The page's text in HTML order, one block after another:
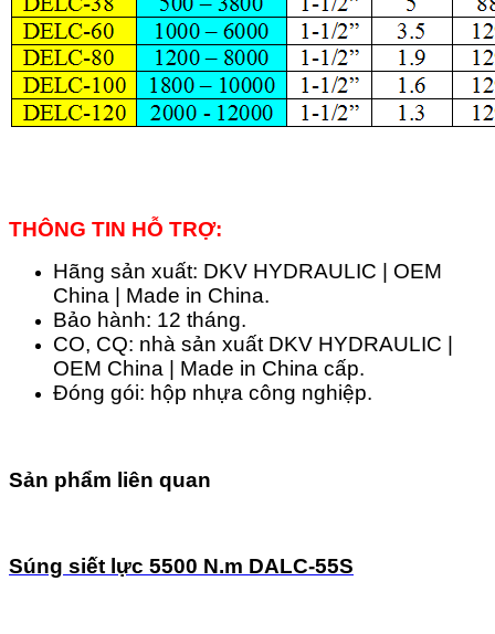
THÔNG TIN HỖ TRỢ:
Hãng sản xuất: DKV HYDRAULIC | OEM
China | Made in China.
Bảo hành: 12 tháng.
CO, CQ: nhà sản xuất DKV HYDRAULIC |
OEM China | Made in China cấp.
Đóng gói: hộp nhựa công nghiệp.
Sản phẩm liên quan
Súng siết lực 5500 N.m DALC-55S